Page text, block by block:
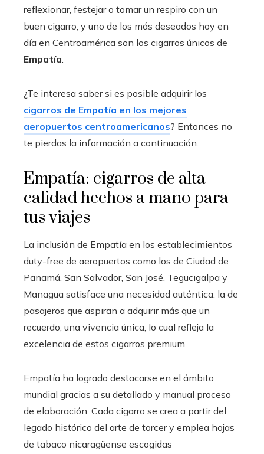
reflexionar, festejar o tomar un respiro con un
buen cigarro, y uno de los más deseados hoy en
día en Centroamérica son los cigarros únicos de
Empatía.
¿Te interesa saber si es posible adquirir los
cigarros de Empatía en los mejores
aeropuertos centroamericanos? Entonces no
te pierdas la información a continuación.
Empatía: cigarros de alta
calidad hechos a mano para
tus viajes
La inclusión de Empatía en los establecimientos
duty-free de aeropuertos como los de Ciudad de
Panamá, San Salvador, San José, Tegucigalpa y
Managua satisface una necesidad auténtica: la de
pasajeros que aspiran a adquirir más que un
recuerdo, una vivencia única, lo cual refleja la
excelencia de estos cigarros premium.
Empatía ha logrado destacarse en el ámbito
mundial gracias a su detallado y manual proceso
de elaboración. Cada cigarro se crea a partir del
legado histórico del arte de torcer y emplea hojas
de tabaco nicaragüense escogidas